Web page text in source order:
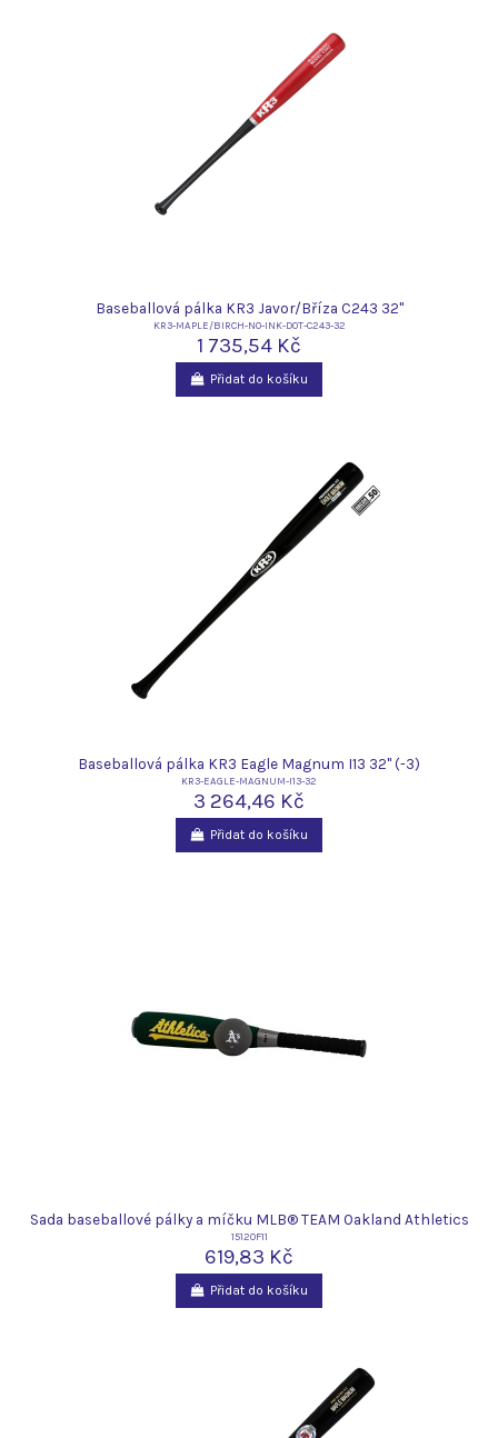
Baseballová pálka KR3 Javor/Bříza C243 32"
KR3-MAPLE/BIRCH-NO-INK-DOT-C243-32
1 735,54 Kč
Přidat do košíku
Baseballová pálka KR3 Eagle Magnum I13 32" (-3)
KR3-EAGLE-MAGNUM-I13-32
3 264,46 Kč
Přidat do košíku
Sada baseballové pálky a míčku MLB® TEAM Oakland Athletics
15120F11
619,83 Kč
Přidat do košíku